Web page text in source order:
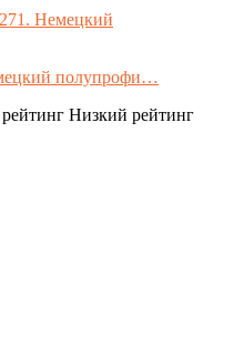
полупрофи…
Низкий рейтинг